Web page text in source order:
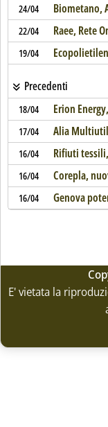
24/04 Biometano,
22/04 Raee, Rete
19/04
Precedenti
18/04 Erion
17/04 Alia
16/04 Rifiuti
16/04 Corepla,
16/04 Genova
E' vietata la